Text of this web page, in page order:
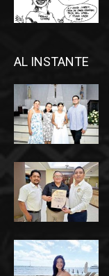
AL INSTANTE